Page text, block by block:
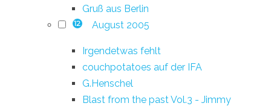
Gruß aus Berlin
12 August 2005
Irgendetwas fehlt
couchpotatoes auf der IFA
G.Henschel
Blast from the past Vol.3 - Jimmy